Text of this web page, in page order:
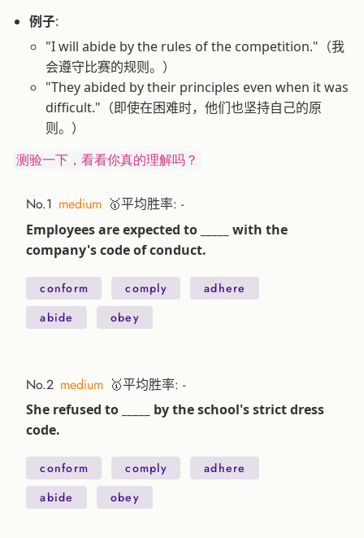
例子:
"I will abide by the rules of the competition."（我
会遵守比赛的规则。）
"They abided by their principles even when it was
difficult."（即使在困难时，他们也坚持自己的原
则。）
测验一下，看看你真的理解吗？
No.1 medium 🥇平均胜率: -
Employees are expected to _____ with the
company's code of conduct.
conform comply
adhere
abide
obey
No.2 medium 🥇平均胜率: -
She refused to _____ by the school's strict dress
code.
conform comply
adhere
abide
obey